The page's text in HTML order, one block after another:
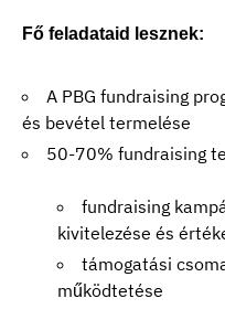
Fő feladataid lesznek:
A PBG fundraising
és bevétel termelése
50-70% fundraising
fundraising
kivitelezése és
támogatási
működtetése